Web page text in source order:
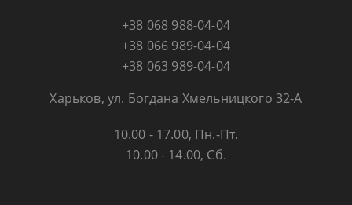
+38 068 988-04-04
+38 066 989-04-04
+38 063 989-04-04
Харьков, ул. Богдана Хмельницкого 32-А
10.00 - 17.00, Пн.-Пт.
10.00 - 14.00, Сб.